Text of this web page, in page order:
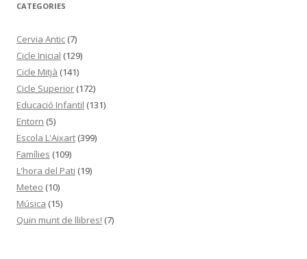
CATEGORIES
Cervia Antic (7)
Cicle Inicial (129)
Cicle Mitjà (141)
Cicle Superior (172)
Educació Infantil (131)
Entorn (5)
Escola L'Aixart (399)
Famílies (109)
L'hora del Pati (19)
Meteo (10)
Música (15)
Quin munt de llibres! (7)